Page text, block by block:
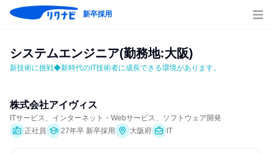
新卒採用
システムエンジニア(勤務地:大阪)
新技術に挑戦◆新時代のIT技術者に成長できる環境があります。
株式会社アイヴィス
ITサービス、インターネット・Webサービス、ソフトウェア開発
正社員
27年卒 新卒採用 大阪府 IT